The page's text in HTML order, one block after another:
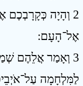
2 וְהָיָה
אֶל־הָעָם ׃
3 וְאָמַר אֲלֵהֶם
לַמִּלְחָמָה